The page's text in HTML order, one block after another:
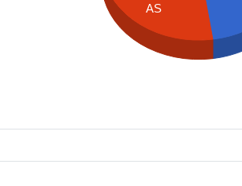
AS